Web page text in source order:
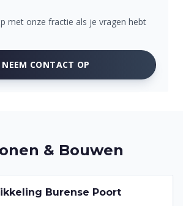
met onze fractie als je vragen hebt
NEEM CONTACT OP
& Bouwen
Burense Poort